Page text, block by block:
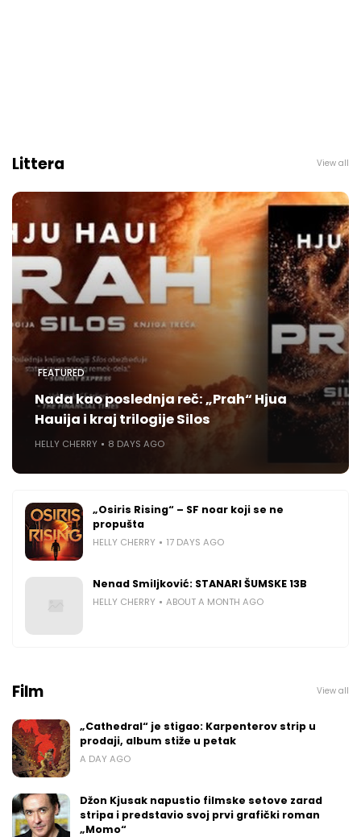
Littera View all
FEATURED
Nada kao poslednja reč: „Prah“ Hjua
Hauija i kraj trilogije Silos
HELLY CHERRY 8 DAYS AGO
„Osiris Rising“ – SF noar koji se ne
propušta
HELLY CHERRY 17 DAYS AGO
Nenad Smiljković: STANARI ŠUMSKE 13B
HELLY CHERRY ABOUT A MONTH AGO
Film View all
„Cathedral“ je stigao: Karpenterov strip u
prodaji, album stiže u petak
A DAY AGO
Džon Kjusak napustio filmske setove zarad
stripa i predstavio svoj prvi grafički roman
„Momo“